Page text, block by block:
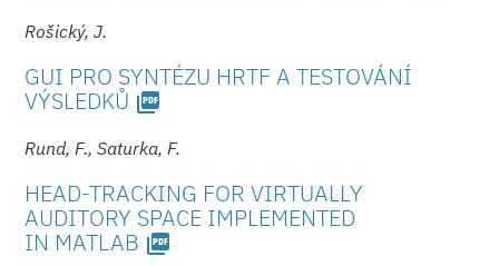
Rošický, J.
GUI PRO SYNTÉZU HRTF A TESTOVÁNÍ
VÝSLEDKŮ picture_as_pdf
Rund, F., Saturka, F.
HEAD-TRACKING FOR VIRTUALLY
AUDITORY SPACE IMPLEMENTED
IN MATLAB picture_as_pdf